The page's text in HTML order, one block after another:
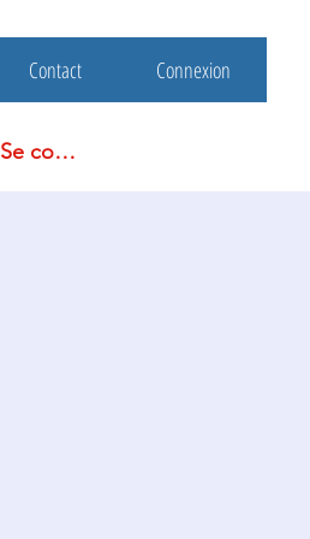
Contact Connexion
Se connecter